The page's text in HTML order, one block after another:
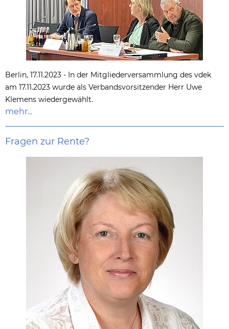
Berlin, 17.11.2023 - In der Mitgliederversammlung des vdek
am 17.11.2023 wurde als Verbandsvorsitzender Herr Uwe
Klemens wiedergewählt.
mehr...
Fragen zur Rente?